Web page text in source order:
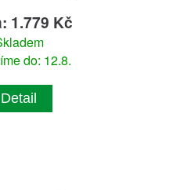
1.779 Kč
do: 12.8.
Detail